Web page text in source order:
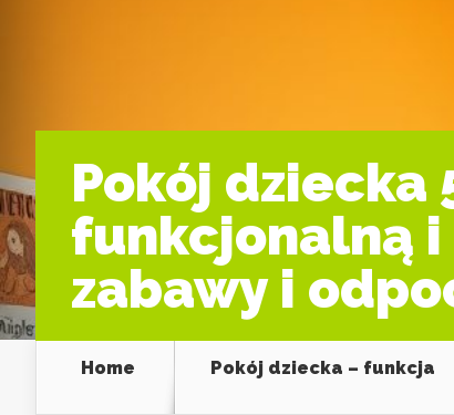
Pokój dziecka
funkcjonalną i
zabawy i
Home Pokój dziecka – funkcja